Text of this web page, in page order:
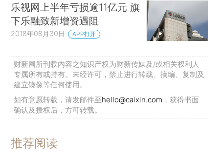
乐视网上半年亏损逾11亿元 旗
下乐融致新增资遇阻
2018年08月30日 APP打开
财新网所刊载内容之知识产权为财新传媒及/或相关权利人
专属所有或持有。未经许可，禁止进行转载、摘编、复制及
建立镜像等任何使用。
如有意愿转载，请发邮件至hello@caixin.com ，获得书面
确认及授权后，方可转载。
推荐阅读